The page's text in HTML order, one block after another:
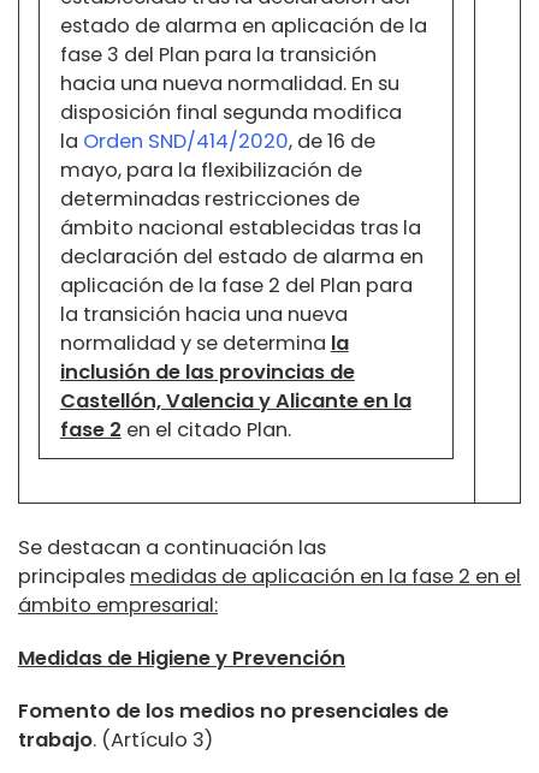
estado de alarma en aplicación de la
fase 3 del Plan para la transición
hacia una nueva normalidad. En su
disposición final segunda modifica
la Orden SND/414/2020, de 16 de
mayo, para la flexibilización de
determinadas restricciones de
ámbito nacional establecidas tras la
declaración del estado de alarma en
aplicación de la fase 2 del Plan para
la transición hacia una nueva
normalidad y se determina la
inclusión de las provincias de
Castellón, Valencia y Alicante en la
fase 2 en el citado Plan.
Se destacan a continuación las
principales medidas de aplicación en la fase 2 en el
ámbito empresarial:
Medidas de Higiene y Prevención
Fomento de los medios no presenciales de
trabajo. (Artículo 3)